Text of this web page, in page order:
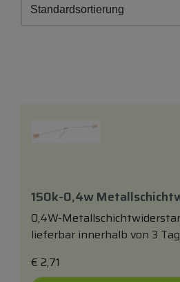
150k-0,4w
0,4W-
lieferbar innerhalb von 3
€ 2,71